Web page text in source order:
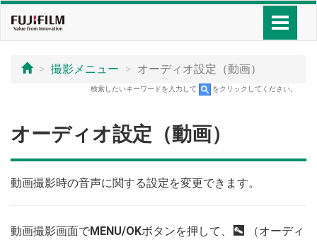
撮影メニュー オーディオ設定（動画）
検索したいキーワードを入力して をクリックしてください。
オーディオ設定（動画）
動画撮影時の音声に関する設定を変更できます。
動画撮影画面でMENU/OKボタンを押して、 P
（オーディ